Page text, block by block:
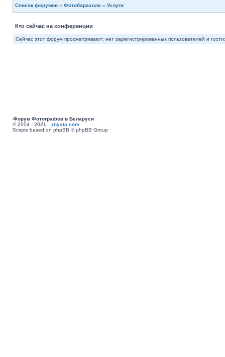
Список форумов » Фотобарахола » Услуги
Кто сейчас на конференции
Сейчас этот форум просматривают: нет зарегистрированных пользователей и
Форум Фотографов в Беларуси
© 2004 - 2021 znyata.com
Scripts based on phpBB © phpBB Group